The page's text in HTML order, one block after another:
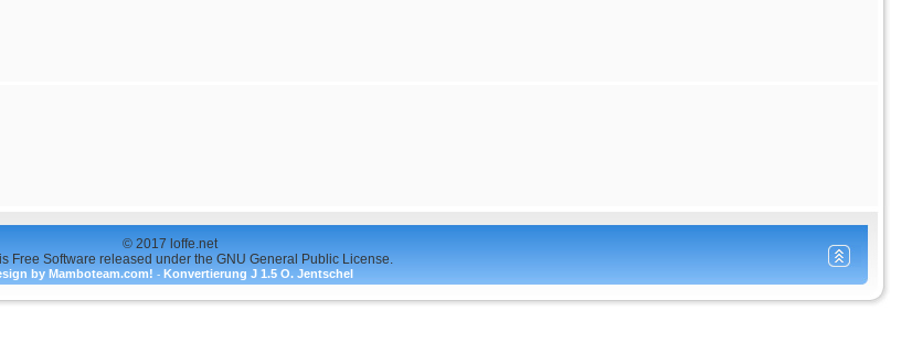
© 2017 loffe.net
is Free Software released under the GNU General Public License.
by Mamboteam.com! - Konvertierung J 1.5 O. Jentschel